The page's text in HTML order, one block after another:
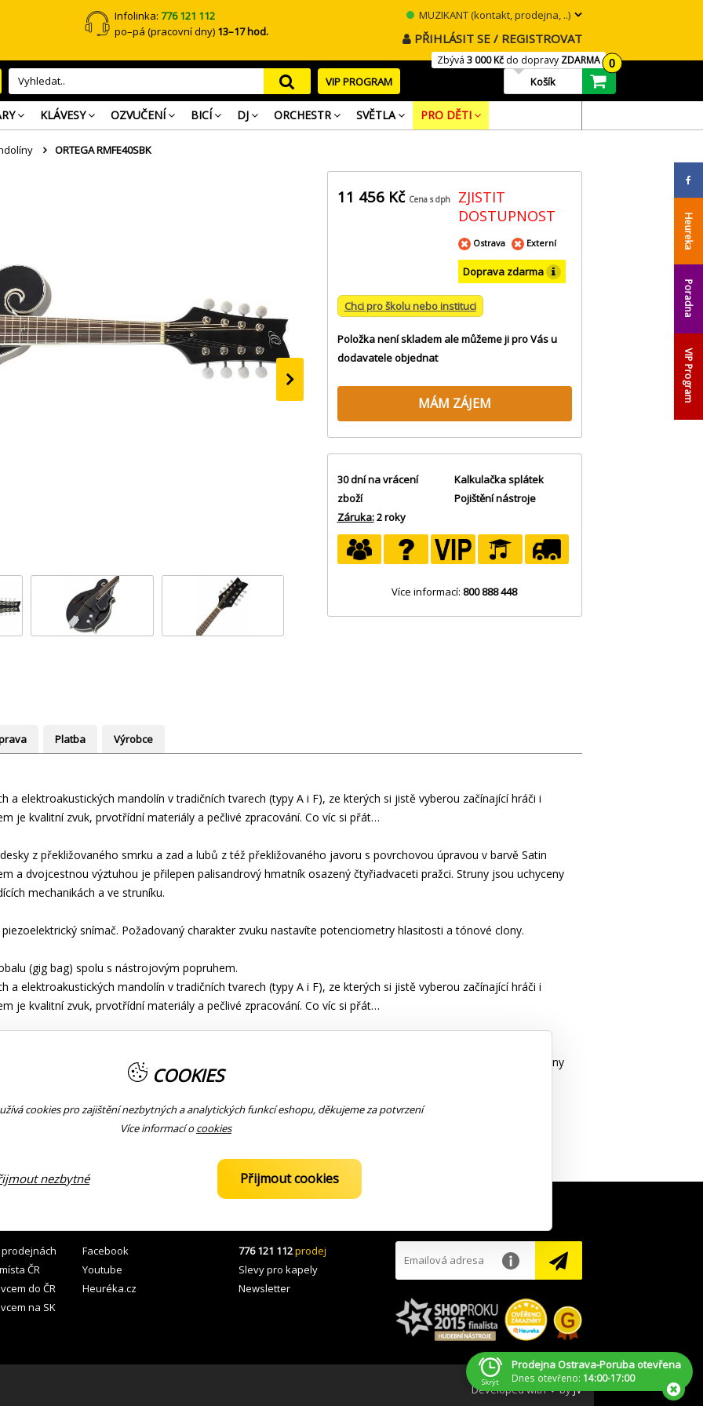
Infolinka:776 121 112
po–pá (pracovní dny) 13–17 hod.
MUZIKANT (kontakt, prodejna, ..)
PŘIHLÁSIT SE / REGISTROVAT
VIP PROGRAM
Zbývá 3 000 Kčdo dopravy ZDARMA 0
Košík
KLÁVESY OZVUČENÍ BICÍ DJ ORCHESTR SVĚTLA PRO DĚTI
Heureka
Poradna
VIP Program
ORTEGA RMFE40SBK
11 456 Kč Cena s dph
ZJISTIT
DOSTUPNOST
Ostrava Externí
Doprava zdarma
Chci pro školu nebo instituci
Položka není skladem ale můžeme ji pro Vás u
dodavatele objednat
MÁM ZÁJEM
30 dní na vrácení
zboží
Záruka:2 roky
Kalkulačka splátek
Pojištění nástroje
Více informací: 800 888 448
Platba Výrobce
a elektroakustických mandolín v tradičních tvarech (typy A i F), ze kterých si jistě vyberou začínající hráči i
je kvalitní zvuk, prvotřídní materiály a pečlivé zpracování. Co víc si přát…
z překližovaného smrku a zad a lubů z též překližovaného javoru s povrchovou úpravou v barvě Satin
a dvojcestnou výztuhou je přilepen palisandrový hmatník osazený čtyřiadvaceti pražci. Struny jsou uchyceny
mechanikách a ve struníku.
snímač. Požadovaný charakter zvuku nastavíte potenciometry hlasitosti a tónové clony.
(gig bag) spolu s nástrojovým popruhem.
a elektroakustických mandolín v tradičních tvarech (typy A i F), ze kterých si jistě vyberou začínající hráči i
je kvalitní zvuk, prvotřídní materiály a pečlivé zpracování. Co víc si přát…
a dvojcestnou výztuhou je přilepen palisandrový hmatník osazený čtyřiadvaceti pražci. Struny jsou uchyceny
mechanikách a ve struníku.
snímač. Požadovaný charakter zvuku nastavíte potenciometry hlasitosti a tónové clony.
(gig bag) spolu s nástrojovým popruhem.
ČR
do ČR
na SK
Facebook
Youtube
Heuréka.cz
776 121 112prodej
Slevy pro kapely
Newsletter
Developed with ❤ byJV
Prodejna Ostrava-Poruba otevřena
Dnes otevřeno: 14:00-17:00
Skrýt
COOKIES
cookies pro zajištění nezbytných a analytických funkcí eshopu, děkujeme za potvrzení
Více informací ocookies
Přijmout cookies
nezbytné